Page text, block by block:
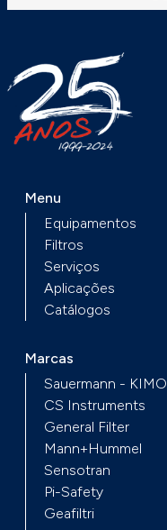
Menu
Equipamentos
Filtros
Serviços
Aplicações
Catálogos
Marcas
Sauermann - KIMO
CS Instruments
General Filter
Mann+Hummel
Sensotran
Pi-Safety
Geafiltri